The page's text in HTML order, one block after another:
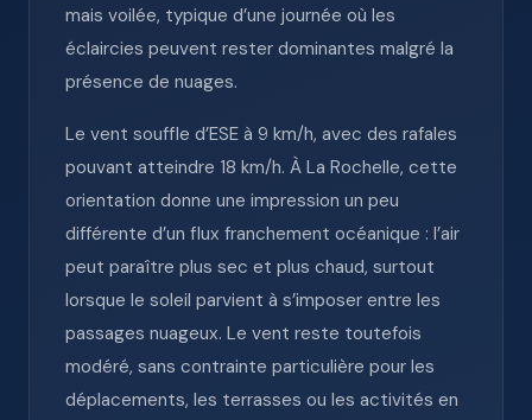
mais voilée, typique d’une journée où les
éclaircies peuvent rester dominantes malgré la
présence de nuages.
Le vent souffle d’ESE à 9 km/h, avec des rafales
pouvant atteindre 18 km/h. À La Rochelle, cette
orientation donne une impression un peu
différente d’un flux franchement océanique : l’air
peut paraître plus sec et plus chaud, surtout
lorsque le soleil parvient à s’imposer entre les
passages nuageux. Le vent reste toutefois
modéré, sans contrainte particulière pour les
déplacements, les terrasses ou les activités en